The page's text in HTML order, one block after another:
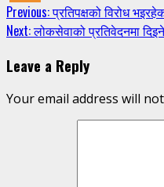
Continue
Reading
Previous:प्रतिपक्षको विरोध
Next:लोकसेवाको प्रतिवेदनमा
Leave a Reply
Your email address will